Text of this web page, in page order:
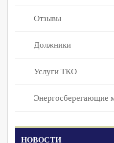
Отзывы
Должники
Услуги ТКО
Энергосберегающие
НОВОСТИ